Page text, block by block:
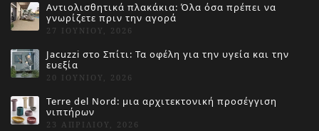
Αντιολισθητικά πλακάκια: Όλα όσα πρέπει να
γνωρίζετε πριν την αγορά
27 ΙΟΥΝΊΟΥ, 2026
Jacuzzi στο Σπίτι: Τα οφέλη για την υγεία και την
ευεξία
20 ΙΟΥΝΊΟΥ, 2026
Terre del Nord: μια αρχιτεκτονική προσέγγιση
νιπτήρων
23 ΑΠΡΙΛΊΟΥ, 2026